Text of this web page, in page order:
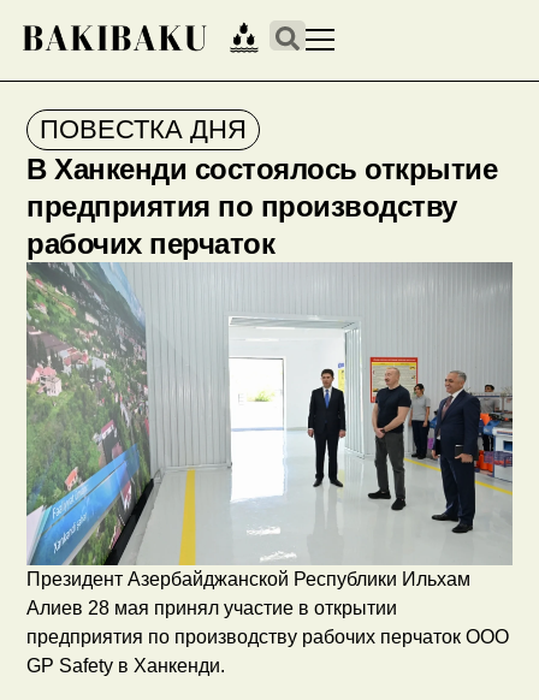
ПОВЕСТКА ДНЯ
В Ханкенди состоялось открытие
предприятия по производству
рабочих перчаток
Президент Азербайджанской Республики Ильхам
Алиев 28 мая принял участие в открытии
предприятия по производству рабочих перчаток ООО
GP Safety в Ханкенди.